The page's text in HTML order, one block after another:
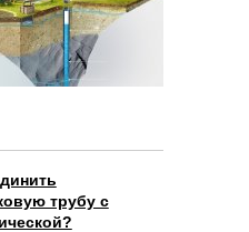
трубу с